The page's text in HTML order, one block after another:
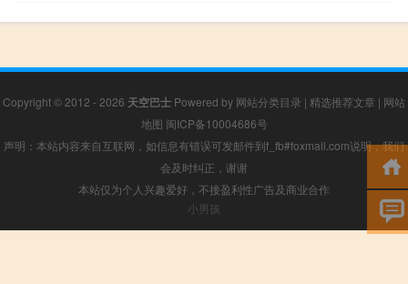
Copyright © 2012 - 2026 天空巴士 Powered by 网站分类目录 | 精选推荐文章 | 网站
地图 闽ICP备10004686号
声明：本站内容来自互联网，如信息有错误可发邮件到f_fb#foxmail.com说明，我们
会及时纠正，谢谢
本站仅为个人兴趣爱好，不接盈利性广告及商业合作
小男孩